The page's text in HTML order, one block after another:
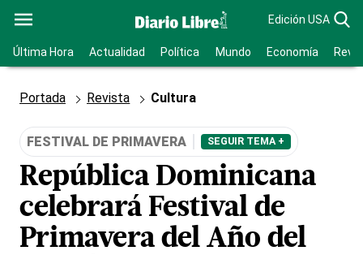
Edición USA
Última Hora Actualidad Política Mundo Economía
Portada Revista Cultura
FESTIVAL DE PRIMAVERA SEGUIR TEMA +
República Dominicana
celebrará Festival de
Primavera del Año del